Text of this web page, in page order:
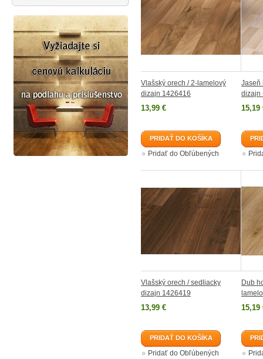
Vlašský orech / 2-lamelový
dizajn 1426416
13,99 €
PRIDAŤ DO KOŠÍKA
Pridať do Obľúbených
Jaseň
dizajn
15,19
Vlašský orech / sedliacky
dizajn 1426419
13,99 €
PRIDAŤ DO KOŠÍKA
Pridať do Obľúbených
Dub
15,19